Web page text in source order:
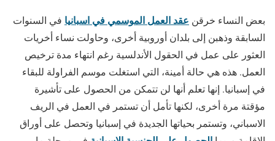
بعض النساء خرقن عقد العمل الموسمي في اسبانيا في السنوات
السابقة وذهبن إلى بلدان أوروبية أخرى، وحاولت نساء أخريات
العثور على عمل في الحقول الأندلسية رغم انتهاء مدة ترخيص
العمل. هذه هي حالة أمينة، التي استغلت موسم الفراولة للبقاء
في إسبانيا. إنها تعلم أنها لن تتمكن من الحصول على تأشيرة
مؤقتة مرة أخرى، لكنها تأمل أن تستمر في العمل في الريف
الاسباني، وتستمر بحياتها الجديدة في إسبانيا وتحصل على أوراق